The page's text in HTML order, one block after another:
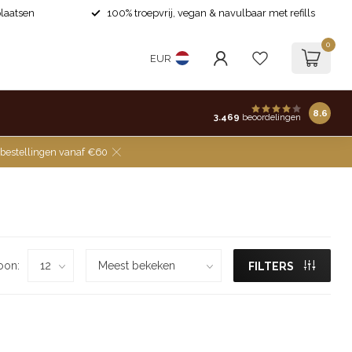
100% troepvrij, vegan & navulbaar met refills
EUR
0
3.469 beoordelingen 8.6
bestellingen vanaf €60
FILTERS